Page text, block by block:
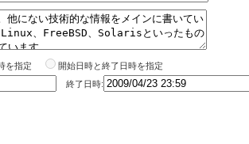
を指定
開始日時と終了日時を指定
終了日時: